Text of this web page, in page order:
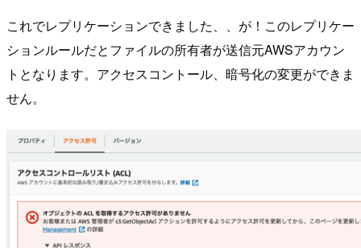
これでレプリケーションできました、、が！このレプリケー
ションルールだとファイルの所有者が送信元AWSアカウン
トとなります。アクセスコントール、暗号化の変更ができま
せん。